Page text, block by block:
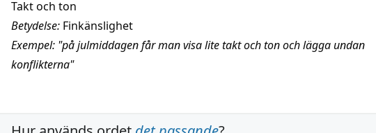
Takt och ton
Betydelse: Finkänslighet
Exempel: "på julmiddagen får man visa lite takt och ton och lägga undan
konflikterna"